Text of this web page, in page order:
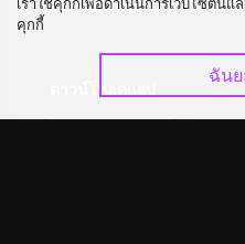
อัปเกรด วีไอพี
ร่วมงาน
คุกกี้
ฉัน